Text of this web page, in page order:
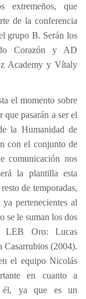
extremeños, que
de la conferencia
grupo B. Serán los
Corazón y AD
Academy y Vítaly
el momento sobre
pasarán a ser el
la Humanidad de
con el conjunto de
comunicación nos
la plantilla esta
de temporadas,
pertenecientes al
se le suman los dos
LEB Oro: Lucas
(2004).
el equipo Nicolás
en cuanto a
él, ya que es un